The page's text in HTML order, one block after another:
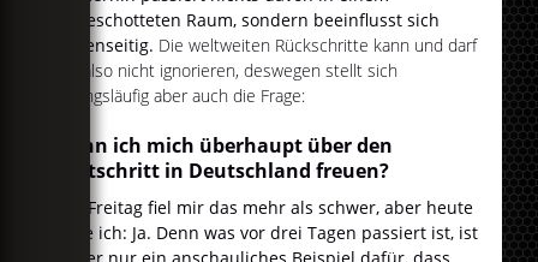
abgeschotteten Raum, sondern beeinflusst sich
gegenseitig. Die weltweiten Rückschritte kann und darf
ich also nicht ignorieren, deswegen stellt sich
zwangsläufig aber auch die Frage:
Kann ich mich überhaupt über den
Fortschritt in Deutschland freuen?
Am Freitag fiel mir das mehr als schwer, aber heute
sage ich: Ja. Denn was vor drei Tagen passiert ist, ist
leider nur ein anschauliches Beispiel dafür, dass